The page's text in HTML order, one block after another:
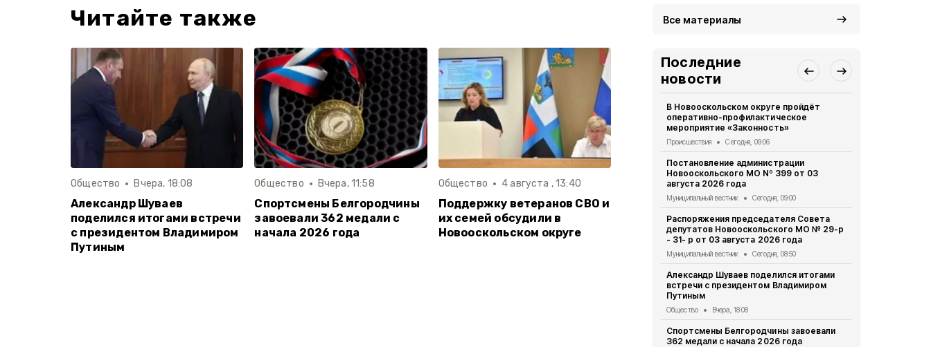
Читайте также
Общество Вчера, 18:08
Александр Шуваев
поделился итогами встречи
с президентом Владимиром
Путиным
Общество Вчера, 11:58
Спортсмены Белгородчины
завоевали 362 медали с
начала 2026 года
Общество 4 августа , 13:40
Поддержку ветеранов СВО и
их семей обсудили в
Новооскольском округе
Все материалы
Последние
новости
В Новооскольском округе пройдёт
оперативно-профилактическое
мероприятие «Законность»
Происшествия Сегодня, 09:06
Постановление администрации
Новооскольского МО Nº 399 от 03
августа 2026 года
Муниципальный вестник Сегодня, 09:00
Распоряжения председателя Совета
депутатов Новооскольского МО № 29-р
- 31- р от 03 августа 2026 года
Муниципальный вестник Сегодня, 08:50
Александр Шуваев поделился итогами
встречи с президентом Владимиром
Путиным
Общество Вчера, 18:08
Спортсмены Белгородчины завоевали
362 медали с начала 2026 года